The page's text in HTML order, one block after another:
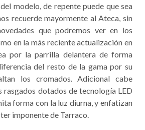
modelo, de repente puede que sea
recuerde mayormente al Ateca, sin
que podremos ver en los
en la más reciente actualización en
por la parrilla delantera de forma
del resto de la gama por su
los cromados. Adicional cabe
rasgados dotados de tecnología LED
forma con la luz diurna, y enfatizan
imponente de Tarraco.